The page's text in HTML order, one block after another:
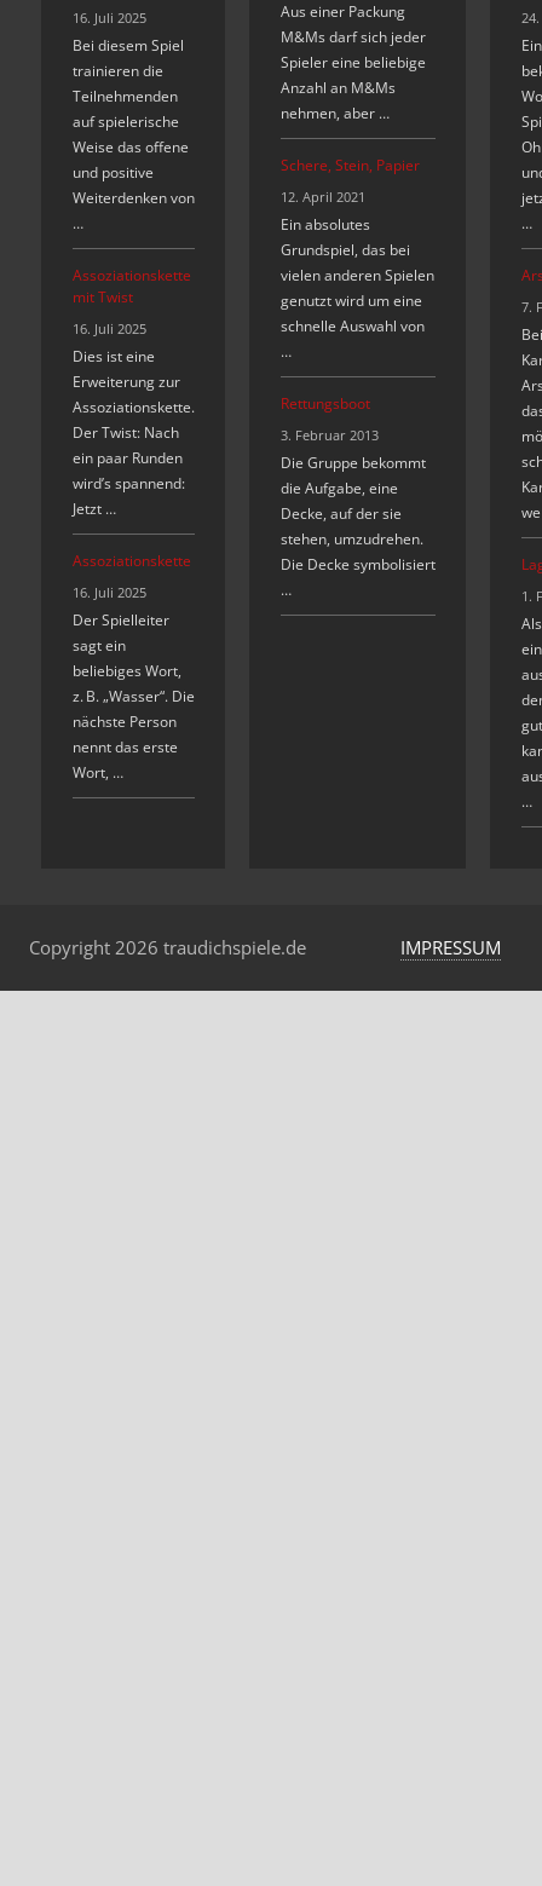
16. Juli 2025
Bei diesem Spiel
trainieren die
Teilnehmenden
auf spielerische
Weise das offene
und positive
Weiterdenken von
…
Assoziationskette
mit Twist
16. Juli 2025
Dies ist eine
Erweiterung zur
Assoziationskette.
Der Twist: Nach
ein paar Runden
wird’s spannend:
Jetzt …
Assoziationskette
16. Juli 2025
Der Spielleiter
sagt ein
beliebiges Wort,
z. B. „Wasser“. Die
nächste Person
nennt das erste
Wort, …
Aus einer Packung
M&Ms darf sich jeder
Spieler eine beliebige
Anzahl an M&Ms
nehmen, aber …
Schere, Stein, Papier
12. April 2021
Ein absolutes
Grundspiel, das bei
vielen anderen Spielen
genutzt wird um eine
schnelle Auswahl von
…
Rettungsboot
3. Februar 2013
Die Gruppe bekommt
die Aufgabe, eine
Decke, auf der sie
stehen, umzudrehen.
Die Decke symbolisiert
…
…
7.
1.
…
Copyright 2026 traudichspiele.de IMPRESSUM